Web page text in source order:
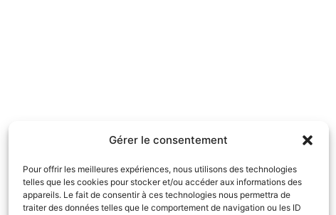
Gérer le consentement
Pour offrir les meilleures expériences, nous utilisons des technologies
telles que les cookies pour stocker et/ou accéder aux informations des
appareils. Le fait de consentir à ces technologies nous permettra de
traiter des données telles que le comportement de navigation ou les ID